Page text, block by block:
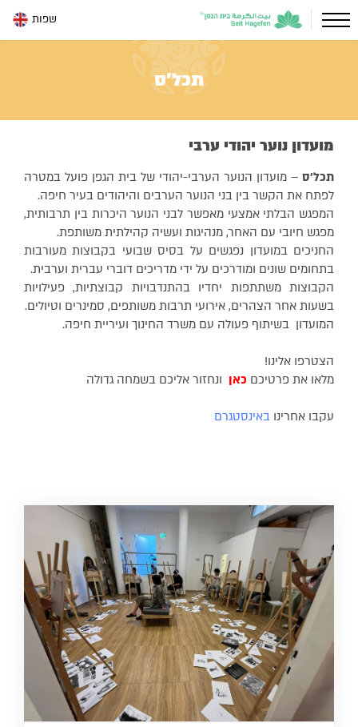
שפות
תכל'ס
מועדון נוער יהודי ערבי
תכל'ס – מועדון הנוער הערבי-יהודי של בית הגפן פועל במטרה
לפתח את הקשר בין בני הנוער הערבים והיהודים בעיר חיפה.
המפגש הבלתי אמצעי מאפשר לבני הנוער היכרות בין תרבותית,
מפגש חיובי עם האחר, מנהיגות ועשיה קהילתית משותפת.
החניכים במועדון נפגשים על בסיס שבועי בקבוצות מעורבות
בתחומים שונים ומודרכים על ידי מדריכים דוברי עברית וערבית.
הקבוצות משתתפות יחדיו בהתנדבויות קבוצתיות, פעילויות
בשעות אחר הצהרים, אירועי תרבות משותפים, סמינרים וטיולים.
המועדון בשיתוף פעולה עם משרד החינוך ועיריית חיפה.
הצטרפו אלינו!
מלאו את פרטיכם כאן ונחזור אליכם בשמחה גדולה
עקבו אחרינו באינסטגרם